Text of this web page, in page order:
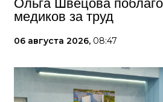
Ольга Швецова
медиков за труд
06 августа 2026, 08:47